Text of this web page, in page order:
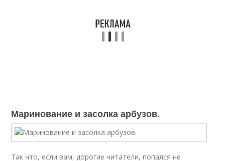
Маринование и засолка арбузов.
Так что, если вам, дорогие читатели, попался не